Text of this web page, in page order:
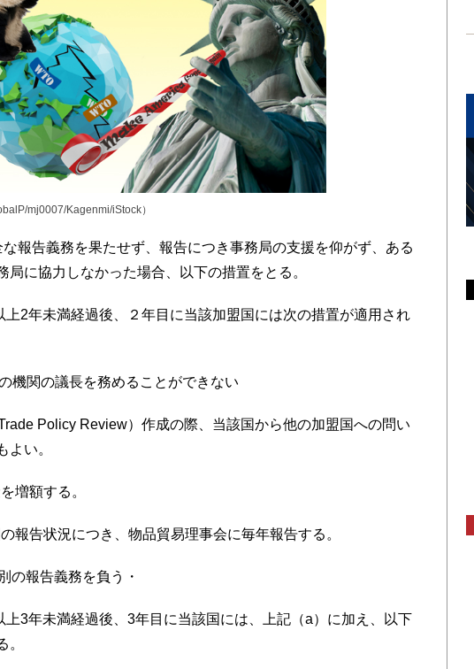
mj0007/Kagenmi/iStock）
報告義務を果たせず、報告につき事務局の支援を仰がず、ある
局に協力しなかった場合、以下の措置をとる。
2年未満経過後、２年目に当該加盟国には次の措置が適用され
機関の議長を務めることができない
Policy Review）作成の際、当該国から他の加盟国への問い
よい。
増額する。
報告状況につき、物品貿易理事会に毎年報告する。
報告義務を負う・
3年未満経過後、3年目に当該国には、上記（a）に加え、以下
。